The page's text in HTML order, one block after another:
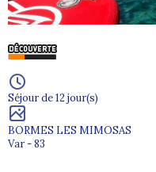
Séjour de 12 jour(s)
BORMES LES MIMOSAS
Var - 83